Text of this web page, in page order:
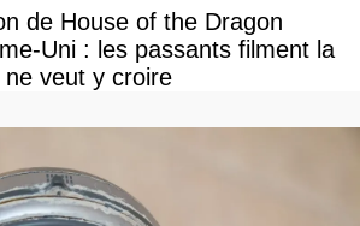
de House of the Dragon
Uni : les passants filment la
veut y croire